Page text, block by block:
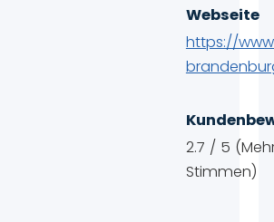
Webseite
https://
2.7 / 5
Stimmen)